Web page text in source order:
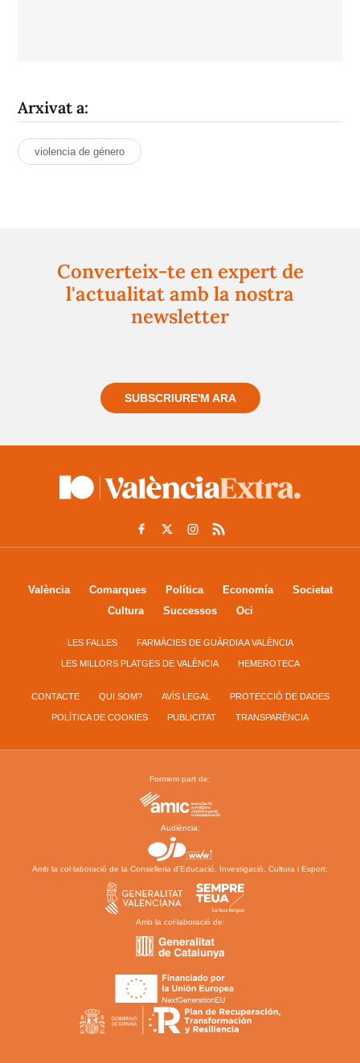
Arxivat a:
violencia de género
Converteix-te en expert de
l'actualitat amb la nostra
newsletter
SUBSCRIURE'M ARA
València Comarques Política Economía
Societat
Cultura
Successos Oci
LES FALLES FARMÀCIES DE GUÀRDIA A VALÈNCIA
LES MILLORS PLATGES DE VALÈNCIA HEMEROTECA
CONTACTE QUI SOM? AVÍS LEGAL PROTECCIÓ DE DADES
POLÍTICA DE COOKIES PUBLICITAT TRANSPARÈNCIA
Formem part de:
Audiència:
Amb la col·laboració de la Conselleria d’Educació, Investigació, Cultura i Esport:
Amb la col·laboració de: